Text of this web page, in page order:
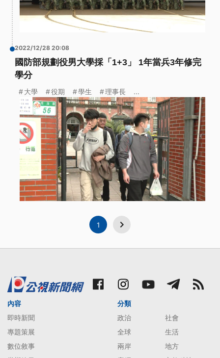
2022/12/28 20:08
國防部規劃役男大學採「1+3」 1年當兵3年修完
學分
大學 役期 學生 理事長 ...
1
內容
即時新聞
專題策展
數位敘事
分類
政治
社會
全球
生活
兩岸
地方